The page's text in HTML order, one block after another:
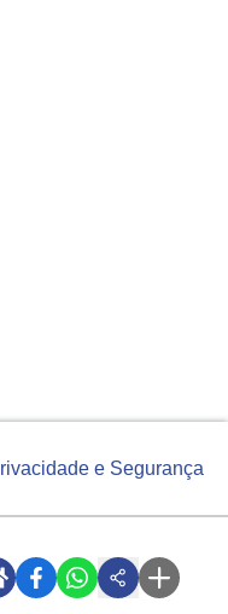
e Segurança